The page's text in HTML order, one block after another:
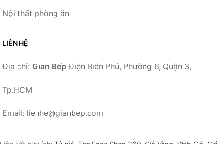
Nội thất phòng ăn
LIÊN HỆ
Địa chỉ: Gian Bếp Điện Biên Phủ, Phường 6, Quận 3,
Tp.HCM
Email: lienhe@gianbep.com